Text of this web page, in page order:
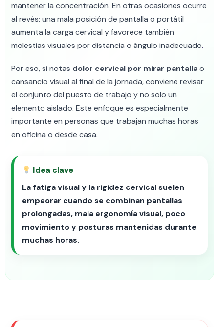
mantener la concentración. En otras ocasiones ocurre
al revés: una mala posición de pantalla o portátil
aumenta la carga cervical y favorece también
molestias visuales por distancia o ángulo inadecuado.
Por eso, si notas dolor cervical por mirar pantallao
cansancio visual al final de la jornada, conviene revisar
el conjunto del puesto de trabajo y no solo un
elemento aislado. Este enfoque es especialmente
importante en personas que trabajan muchas horas
en oficina o desde casa.
Idea clave
La fatiga visual y la rigidez cervical suelen
empeorar cuando se combinan pantallas
prolongadas, mala ergonomía visual, poco
movimiento y posturas mantenidas durante
muchas horas.